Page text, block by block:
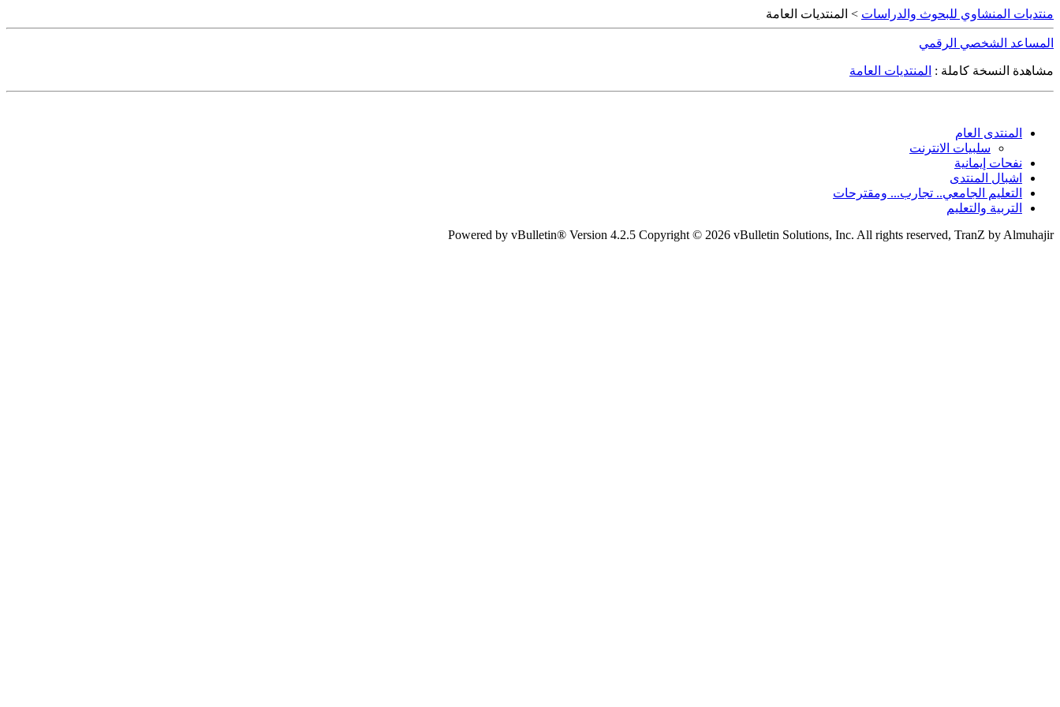
منتديات المنشاوي للبحوث والدراسات > المنتديات العامة
المساعد الشخصي الرقمي
مشاهدة النسخة كاملة : المنتديات العامة
المنتدى العام
سلبيات الانترنت
نفحات إيمانية
اشبال المنتدى
التعليم الجامعي.. تجارب... ومقترحات
التربية والتعليم
Powered by vBulletin® Version 4.2.5 Copyright © 2026 vBulletin Solutions, Inc. All rights reserved, TranZ by Almuhajir